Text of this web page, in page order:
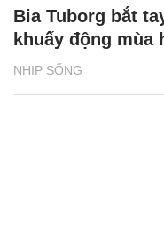
NHỊP SỐNG
Bia Tuborg bắt
khuấy động mùa